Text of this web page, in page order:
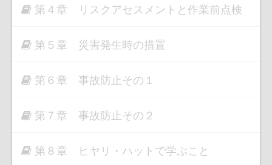
第４章 リスクアセスメントと作業前点検
第５章 災害発生時の措置
第６章 事故防止その１
第７章 事故防止その２
第８章 ヒヤリ・ハットで学ぶこと